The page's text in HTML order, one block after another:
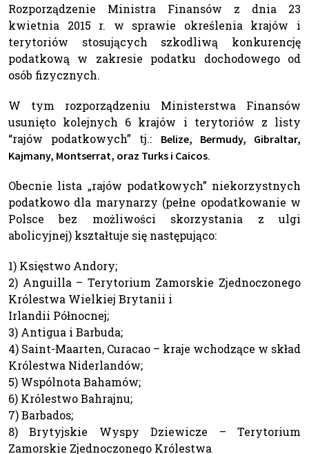
Rozporządzenie Ministra Finansów z dnia 23
kwietnia 2015 r. w sprawie określenia krajów i
terytoriów stosujących szkodliwą konkurencję
podatkową w zakresie podatku dochodowego od
osób fizycznych.
W tym rozporządzeniu Ministerstwa Finansów
usunięto kolejnych 6 krajów i terytoriów z listy
“rajów podatkowych” tj.: Belize, Bermudy, Gibraltar,
Kajmany, Montserrat, oraz Turks i Caicos.
Obecnie lista „rajów podatkowych” niekorzystnych
podatkowo dla marynarzy (pełne opodatkowanie w
Polsce bez możliwości skorzystania z ulgi
abolicyjnej) kształtuje się następująco:
1) Księstwo Andory;
2) Anguilla – Terytorium Zamorskie Zjednoczonego
Królestwa Wielkiej Brytanii i
Irlandii Północnej;
3) Antigua i Barbuda;
4) Saint-Maarten, Curacao – kraje wchodzące w skład
Królestwa Niderlandów;
5) Wspólnota Bahamów;
6) Królestwo Bahrajnu;
7) Barbados;
8) Brytyjskie Wyspy Dziewicze – Terytorium
Zamorskie Zjednoczonego Królestwa